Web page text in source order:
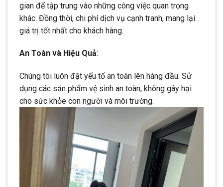
gian để tập trung vào những công việc quan trọng
khác. Đồng thời, chi phí dịch vụ cạnh tranh, mang lại
giá trị tốt nhất cho khách hàng.
An Toàn và Hiệu Quả:
Chúng tôi luôn đặt yếu tố an toàn lên hàng đầu. Sử
dụng các sản phẩm vệ sinh an toàn, không gây hại
cho sức khỏe con người và môi trường.